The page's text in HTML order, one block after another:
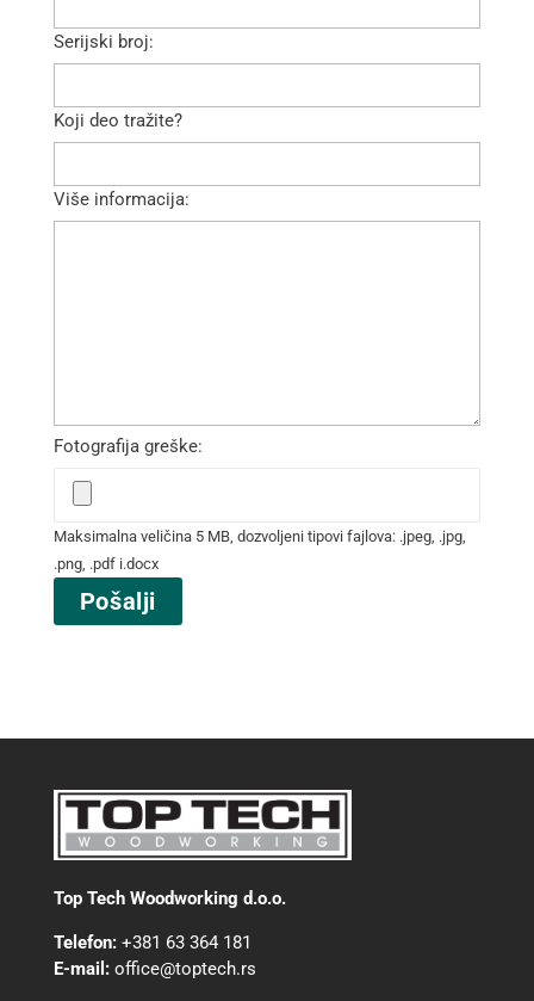
Serijski broj:
Koji deo tražite?
Više informacija:
Fotografija greške:
Maksimalna veličina 5 MB, dozvoljeni tipovi fajlova: .jpeg, .jpg,
.png, .pdf i.docx
Top Tech Woodworking d.o.o.
Telefon: +381 63 364 181
E-mail: office@toptech.rs